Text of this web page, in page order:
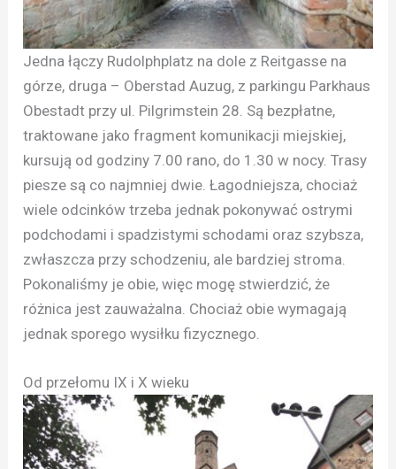
Jedna łączy Rudolphplatz na dole z Reitgasse na
górze, druga – Oberstad Auzug, z parkingu Parkhaus
Obestadt przy ul. Pilgrimstein 28. Są bezpłatne,
traktowane jako fragment komunikacji miejskiej,
kursują od godziny 7.00 rano, do 1.30 w nocy. Trasy
piesze są co najmniej dwie. Łagodniejsza, chociaż
wiele odcinków trzeba jednak pokonywać ostrymi
podchodami i spadzistymi schodami oraz szybsza,
zwłaszcza przy schodzeniu, ale bardziej stroma.
Pokonaliśmy je obie, więc mogę stwierdzić, że
różnica jest zauważalna. Chociaż obie wymagają
jednak sporego wysiłku fizycznego.
Od przełomu IX i X wieku